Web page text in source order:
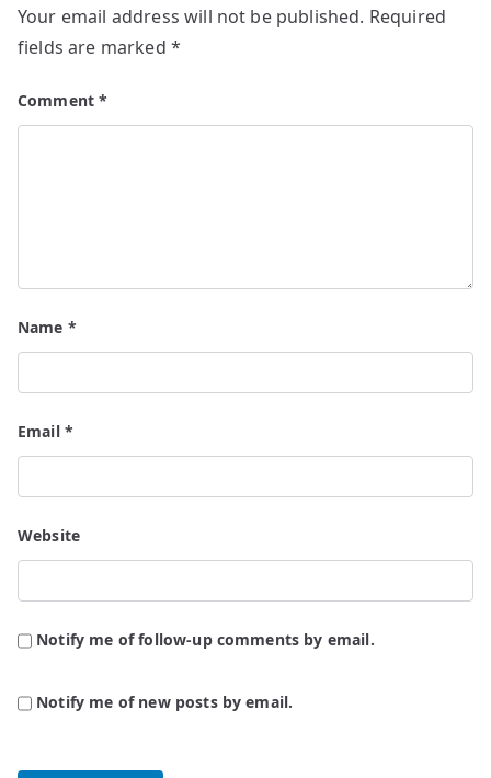
Your email address will not be published. Required
fields are marked *
Comment*
Name *
Email *
Website
Notify me of follow-up comments by email.
Notify me of new posts by email.